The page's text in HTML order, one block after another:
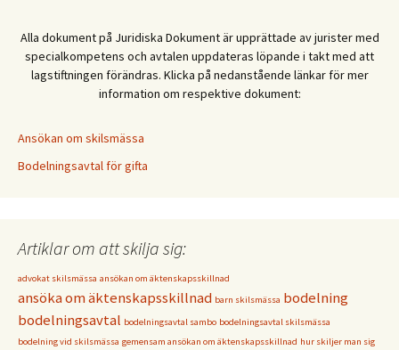
Alla dokument på Juridiska Dokument är upprättade av jurister med
specialkompetens och avtalen uppdateras löpande i takt med att
lagstiftningen förändras. Klicka på nedanstående länkar för mer
information om respektive dokument:
Ansökan om skilsmässa
Bodelningsavtal för gifta
Artiklar om att skilja sig:
advokat skilsmässa ansökan om äktenskapsskillnad
ansöka om äktenskapsskillnad barn skilsmässa bodelning
bodelningsavtal bodelningsavtal sambo bodelningsavtal skilsmässa
bodelning vid skilsmässa gemensam ansökan om äktenskapsskillnad hur skiljer man sig